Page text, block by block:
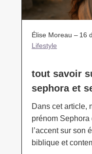
Élise Moreau – 16
Lifestyle
tout savoir
sephora et
Dans cet article,
prénom Sephora
l’accent sur son
biblique et